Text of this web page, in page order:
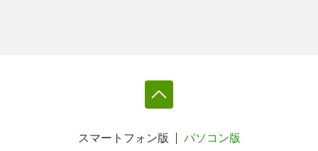
スマートフォン版 パソコン版